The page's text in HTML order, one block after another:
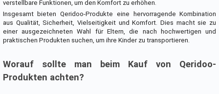
verstellbare Funktionen, um den Komfort zu erhöhen.
Insgesamt bieten Qeridoo-Produkte eine hervorragende Kombination
aus Qualität, Sicherheit, Vielseitigkeit und Komfort. Dies macht sie zu
einer ausgezeichneten Wahl für Eltern, die nach hochwertigen und
praktischen Produkten suchen, um ihre Kinder zu transportieren.
Worauf sollte man beim Kauf von Qeridoo-
Produkten achten?